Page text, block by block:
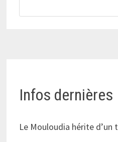
Infos dernières
Le Mouloudia hérite d’un